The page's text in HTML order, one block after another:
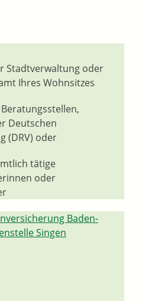
Stadtverwaltung oder
Ihres Wohnsitzes
Deutschen
(DRV) oder
tätige
oder
Baden-
Singen